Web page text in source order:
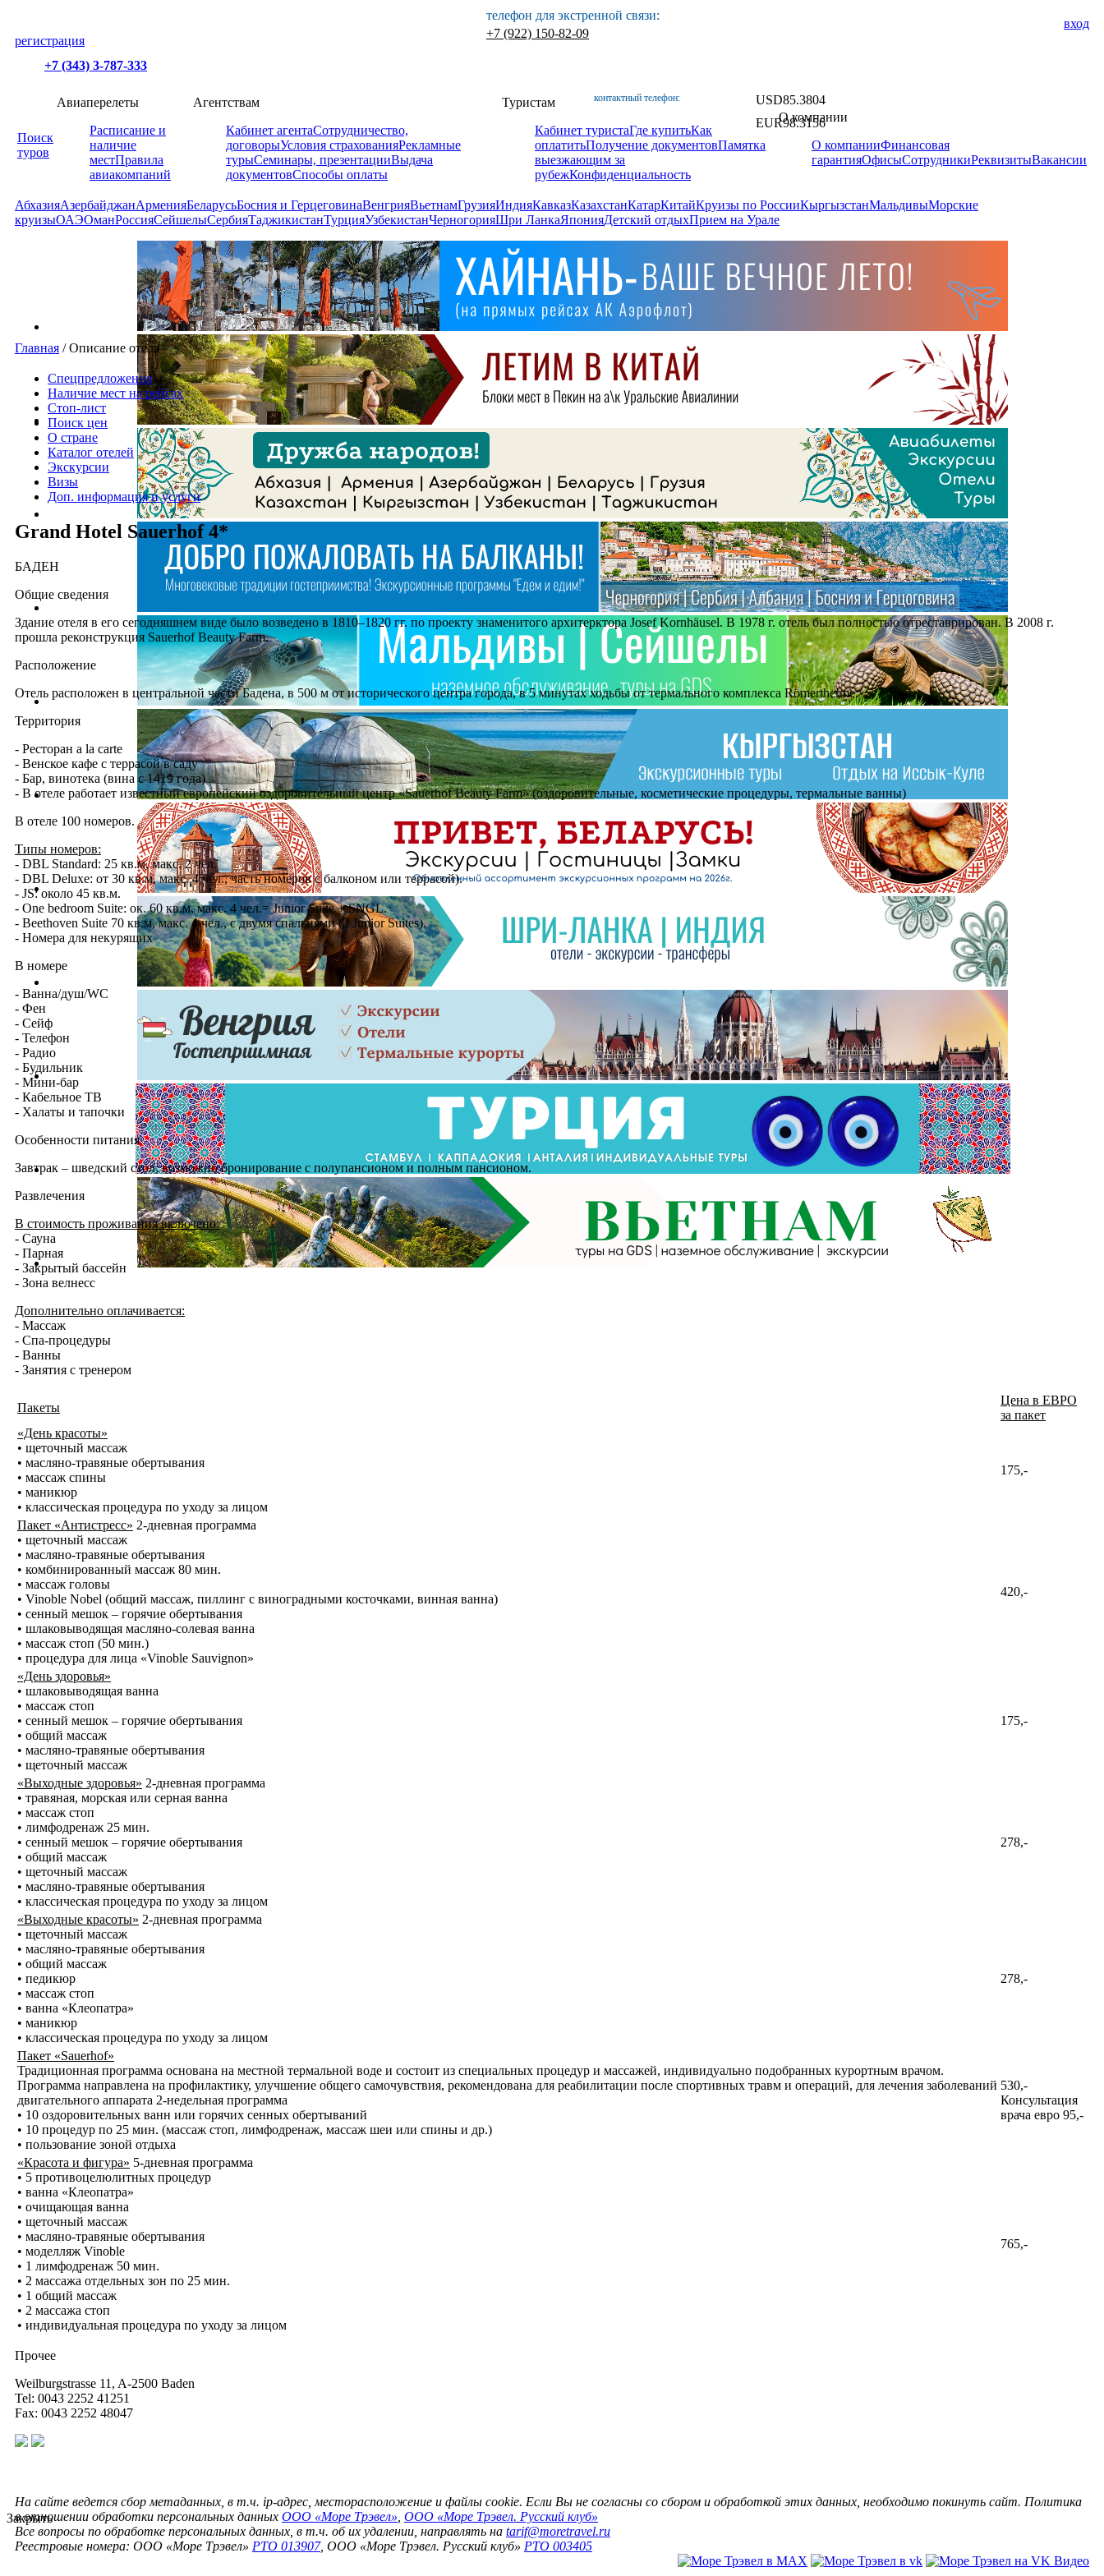
вход
регистрация
+7 (343) 3-787-333
телефон для экстренной связи:
+7 (922) 150-82-09
контактный телефон: USD85.3804
EUR98.3156
Поиск
туров
Авиаперелеты
Расписание и
наличие
местПравила
авиакомпаний
Агентствам
Кабинет агентаСотрудничество,
договорыУсловия страхованияРекламные
турыСеминары, презентацииВыдача
документовСпособы оплаты
Туристам
Кабинет туристаГде купитьКак
оплатитьПолучение документовПамятка
выезжающим за
рубежКонфиденциальность
О компании
О компанииФинансовая
гарантияОфисыСотрудникиРеквизитыВакансии
АбхазияАзербайджанАрменияБеларусьБосния и ГерцеговинаВенгрияВьетнамГрузияИндияКавказКазахстанКатарКитайКруизы по РоссииКыргызстанМальдивыМорские
круизыОАЭОманРоссияСейшелыСербияТаджикистанТурцияУзбекистанЧерногорияШри ЛанкаЯпонияДетский отдыхПрием на Урале
Главная /Описание отеля
Спецпредложения
Наличие мест на рейсах
Стоп-лист
Поиск цен
О стране
Каталог отелей
Экскурсии
Визы
Доп. информация и услуги
Grand Hotel Sauerhof 4*
БАДЕН
Общие сведения
Здание отеля в его сегодняшнем виде было возведено в 1810–1820 гг. по проекту знаменитого архитерктора Josef Kornhäusel. В 1978 г. отель был полностью отреставрирован. В 2008 г.
прошла реконструкция Sauerhof Beauty Farm.
Расположение
Отель расположен в центральной части Бадена, в 500 м от исторического центра города, в 5 минутах ходьбы от термального комплекса Römertherme.
Территория
- Ресторан a la carte
- Венское кафе с террасой в саду
- Бар, винотека (вина с 1419 года)
- В отеле работает известный европейский оздоровительный центр «Sauerhof Beauty Farm» (оздоровительные, косметические процедуры, термальные ванны)
В отеле 100 номеров.
Типы номеров:
- DBL Standard: 25 кв.м, макс. 2 чел.
- DBL Deluxe: от 30 кв.м, макс. 4 чел., часть номеров с балконом или террасой).
- JS: около 45 кв.м.
- One bedroom Suite: ок. 60 кв.м, макс. 4 чел.= Junior Suite + SNGL.
- Beethoven Suite 70 кв.м, макс. 4 чел., с двумя спальнями (2 Junior Suites).
- Номера для некурящих
В номере
- Ванна/душ/WC
- Фен
- Сейф
- Телефон
- Радио
- Будильник
- Мини-бар
- Кабельное ТВ
- Халаты и тапочки
Особенности питания
Завтрак – шведский стол; возможно бронирование с полупансионом и полным пансионом.
Развлечения
В стоимость проживания включено:
- Сауна
- Парная
- Закрытый бассейн
- Зона велнесс
Дополнительно оплачивается:
- Массаж
- Спа-процедуры
- Ванны
- Занятия с тренером
Пакеты
Цена в ЕВРО
за пакет
«День красоты»
• щеточный массаж
• масляно-травяные обертывания
• массаж спины
• маникюр
• классическая процедура по уходу за лицом
175,-
Пакет «Антистресс» 2-дневная программа
• щеточный массаж
• масляно-травяные обертывания
• комбинированный массаж 80 мин.
• массаж головы
• Vinoble Nobel (общий массаж, пиллинг с виноградными косточками, винная ванна)
• сенный мешок – горячие обертывания
• шлаковыводящая масляно-солевая ванна
• массаж стоп (50 мин.)
• процедура для лица «Vinoble Sauvignon»
420,-
«День здоровья»
• шлаковыводящая ванна
• массаж стоп
• сенный мешок – горячие обертывания
• общий массаж
• масляно-травяные обертывания
• щеточный массаж
175,-
«Выходные здоровья» 2-дневная программа
• травяная, морская или серная ванна
• массаж стоп
• лимфодренаж 25 мин.
• сенный мешок – горячие обертывания
• общий массаж
• щеточный массаж
• масляно-травяные обертывания
• классическая процедура по уходу за лицом
278,-
«Выходные красоты» 2-дневная программа
• щеточный массаж
• масляно-травяные обертывания
• общий массаж
• педикюр
• массаж стоп
• ванна «Клеопатра»
• маникюр
• классическая процедура по уходу за лицом
278,-
Пакет «Sauerhof»
Традиционная программа основана на местной термальной воде и состоит из специальных процедур и массажей, индивидуально подобранных курортным врачом.
Программа направлена на профилактику, улучшение общего самочувствия, рекомендована для реабилитации после спортивных травм и операций, для лечения заболеваний
двигательного аппарата 2-недельная программа
• 10 оздоровительных ванн или горячих сенных обертываний
• 10 процедур по 25 мин. (массаж стоп, лимфодренаж, массаж шеи или спины и др.)
• пользование зоной отдыха
530,-
Консультация
врача евро 95,-
«Красота и фигура» 5-дневная программа
• 5 противоцелюлитных процедур
• ванна «Клеопатра»
• очищающая ванна
• щеточный массаж
• масляно-травяные обертывания
• моделляж Vinoble
• 1 лимфодренаж 50 мин.
• 2 массажа отдельных зон по 25 мин.
• 1 общий массаж
• 2 массажа стоп
• индивидуальная процедура по уходу за лицом
765,-
Прочее
Weilburgstrasse 11, A-2500 Baden
Tel: 0043 2252 41251
Fax: 0043 2252 48047
На сайте ведется сбор метаданных, в т.ч. ip-адрес, месторасположение и файлы cookie. Если Вы не согласны со сбором и обработкой этих данных, необходимо покинуть сайт. Политика
в отношении обработки персональных данных ООО «Море Трэвел» ООО «Море Трэвел. Русский клуб»
Все вопросы по обработке персональных данных, в т.ч. об их удалении, направлять на tarif@moretravel.ru
Реестровые номера: ООО «Море Трэвел» РТО 013907, ООО «Море Трэвел. Русский клуб» РТО 003405
Закрыть